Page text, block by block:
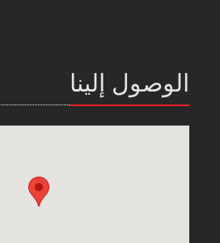
الوصول إلينا